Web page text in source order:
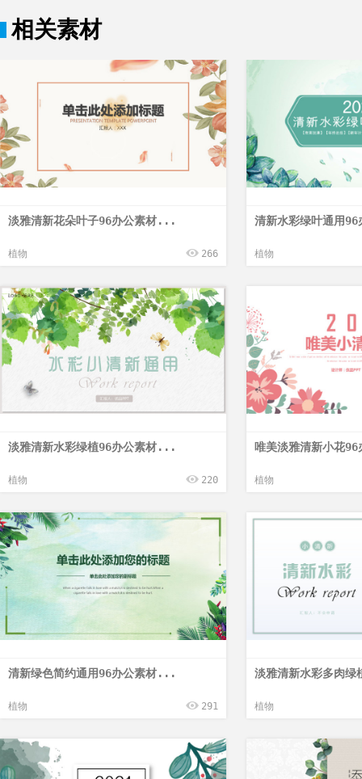
相关素材
淡雅清新花朵叶子96办公素材...
植物 266
清新水彩绿叶通用
植物
淡雅清新水彩绿植96办公素材...
植物 220
唯美淡雅清新小花
植物
清新绿色简约通用96办公素材...
植物 291
淡雅清新水彩多肉
植物